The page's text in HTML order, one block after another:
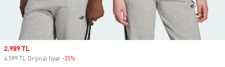
Sale price
2.989 TL
4.599 TL Orijinal fiyat -35%